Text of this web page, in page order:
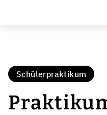
Schülerpraktikum